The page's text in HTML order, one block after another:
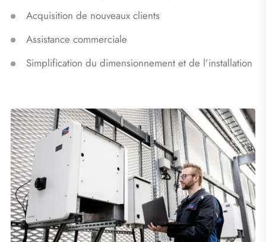
Acquisition de nouveaux clients
Assistance commerciale
Simplification du dimensionnement et de l’installation